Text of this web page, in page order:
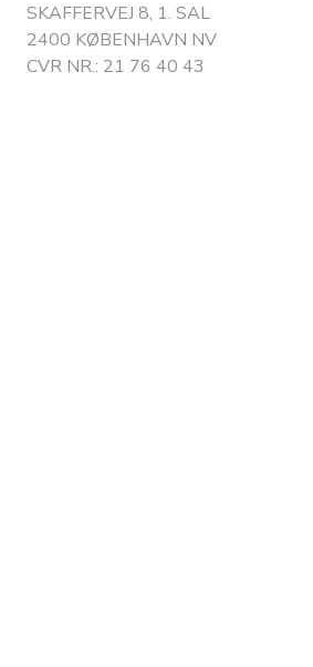
SKAFFERVEJ 8, 1. SAL
2400 KØBENHAVN NV
CVR NR.: 21 76 40 43